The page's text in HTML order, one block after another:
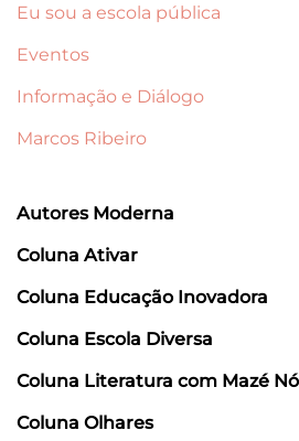
Eu sou a escola pública
Eventos
Informação e Diálogo
Marcos Ribeiro
Autores Moderna
Coluna Ativar
Coluna Educação Inovadora
Coluna Escola Diversa
Coluna Literatura com Mazé
Coluna Olhares